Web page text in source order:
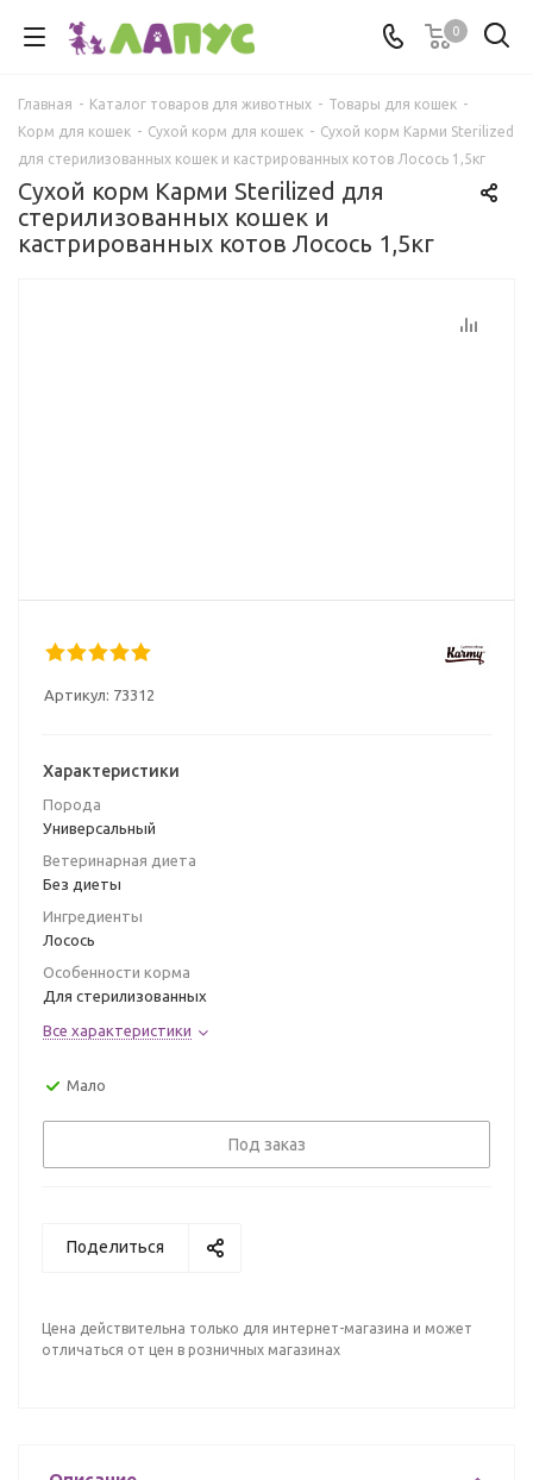
0
Главная - Каталог товаров для животных - Товары для кошек -
Корм для кошек - Сухой корм для кошек - Сухой корм Карми Sterilized
для стерилизованных кошек и кастрированных котов Лосось 1,5кг
Сухой корм Карми Sterilized для
стерилизованных кошек и
кастрированных котов Лосось 1,5кг
Артикул: 73312
Характеристики
Порода
Универсальный
Ветеринарная диета
Без диеты
Ингредиенты
Лосось
Особенности корма
Для стерилизованных
Все характеристики
Мало
Под заказ
Поделиться
Цена действительна только для интернет-магазина и может
отличаться от цен в розничных магазинах